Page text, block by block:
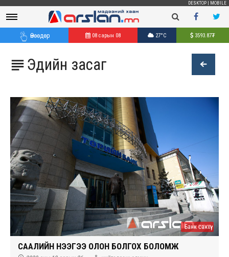
DESKTOP MOBILE
Өнөөдөр 08 сарын 08 27°C 3593.87₮
 Эдийн засаг
Банк санхүү
СААЛИЙН ҮНЭЭГЭЭ ОЛОН БОЛГОХ БОЛОМЖ